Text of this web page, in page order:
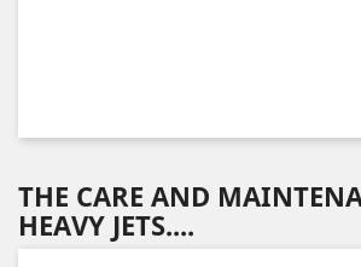
THE CARE AND
HEAVY JETS....